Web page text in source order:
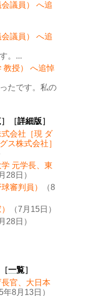
議員） へ追
議員） へ追
。...
教授） へ追悼
たです。私の
］［詳細版］
会社［現 ダ
ス株式会社］
元学長、東
28日）
審判員）
（8
（7月15日）
28日）
［一覧］
官、大日本
年8月13日）